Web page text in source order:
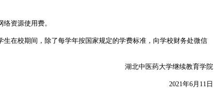
资源使用费。
在校期间，除了每学年按国家规定的学费标准，向学校财务处微信
湖北中医药大学继续教育学院
2021年6月11日